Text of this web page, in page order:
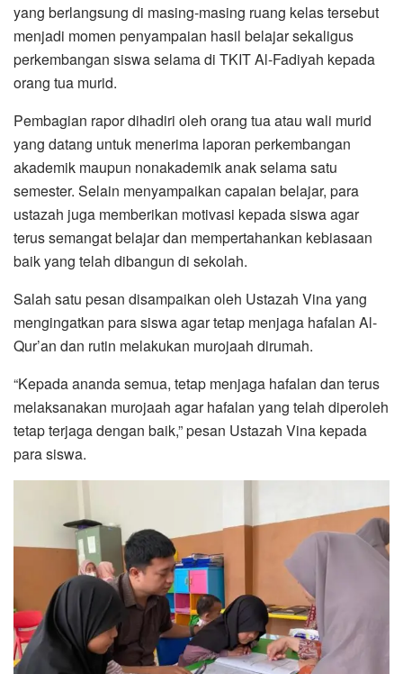
yang berlangsung di masing-masing ruang kelas tersebut
menjadi momen penyampaian hasil belajar sekaligus
perkembangan siswa selama di TKIT Al-Fadiyah kepada
orang tua murid.
Pembagian rapor dihadiri oleh orang tua atau wali murid
yang datang untuk menerima laporan perkembangan
akademik maupun nonakademik anak selama satu
semester. Selain menyampaikan capaian belajar, para
ustazah juga memberikan motivasi kepada siswa agar
terus semangat belajar dan mempertahankan kebiasaan
baik yang telah dibangun di sekolah.
Salah satu pesan disampaikan oleh Ustazah Vina yang
mengingatkan para siswa agar tetap menjaga hafalan Al-
Qur’an dan rutin melakukan murojaah dirumah.
“Kepada ananda semua, tetap menjaga hafalan dan terus
melaksanakan murojaah agar hafalan yang telah diperoleh
tetap terjaga dengan baik,” pesan Ustazah Vina kepada
para siswa.